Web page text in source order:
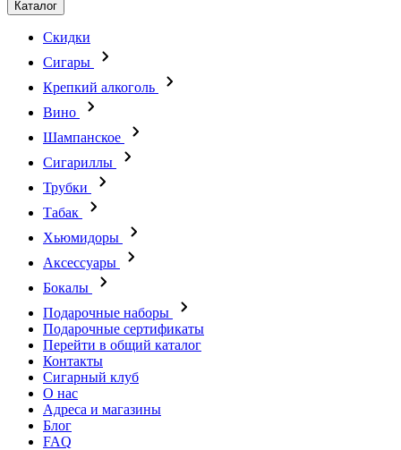
Каталог
Скидки
Сигары
Крепкий алкоголь
Вино
Шампанское
Сигариллы
Трубки
Табак
Хьюмидоры
Аксессуары
Бокалы
Подарочные наборы
Подарочные сертификаты
Перейти в общий каталог
Контакты
Сигарный клуб
О нас
Адреса и магазины
Блог
FAQ